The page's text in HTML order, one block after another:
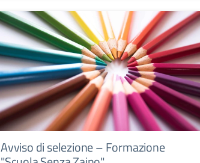
Avviso di selezione – Formazione